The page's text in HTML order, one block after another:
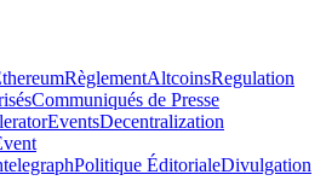
RèglementAltcoinsRegulation
Communiqués de Presse
EventsDecentralization
Politique ÉditorialeDivulgation